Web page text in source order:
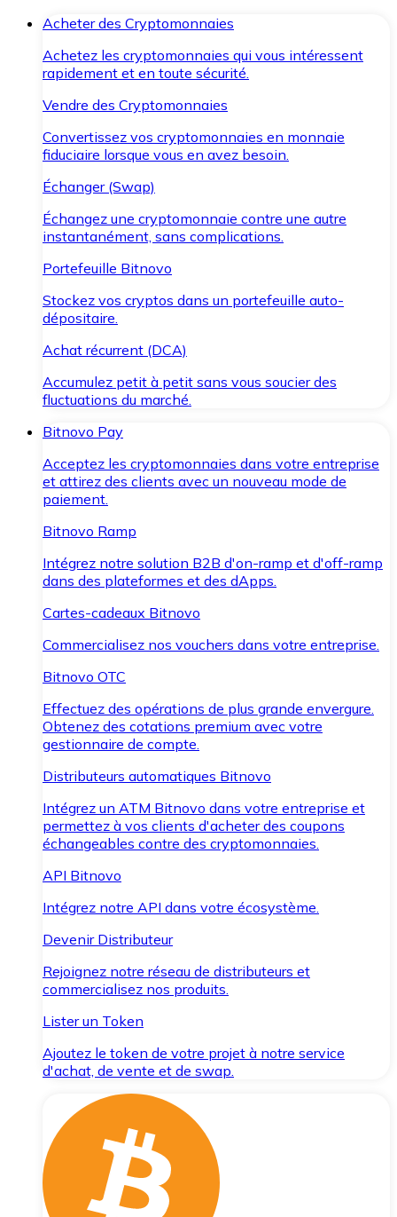
Acheter des Cryptomonnaies
Achetez les cryptomonnaies qui vous intéressent
rapidement et en toute sécurité.
Vendre des Cryptomonnaies
Convertissez vos cryptomonnaies en monnaie
fiduciaire lorsque vous en avez besoin.
Échanger (Swap)
Échangez une cryptomonnaie contre une autre
instantanément, sans complications.
Portefeuille Bitnovo
Stockez vos cryptos dans un portefeuille auto-
dépositaire.
Achat récurrent (DCA)
Accumulez petit à petit sans vous soucier des
fluctuations du marché.
Bitnovo Pay
Acceptez les cryptomonnaies dans votre entreprise
et attirez des clients avec un nouveau mode de
paiement.
Bitnovo Ramp
Intégrez notre solution B2B d'on-ramp et d'off-ramp
dans des plateformes et des dApps.
Cartes-cadeaux Bitnovo
Commercialisez nos vouchers dans votre entreprise.
Bitnovo OTC
Effectuez des opérations de plus grande envergure.
Obtenez des cotations premium avec votre
gestionnaire de compte.
Distributeurs automatiques Bitnovo
Intégrez un ATM Bitnovo dans votre entreprise et
permettez à vos clients d'acheter des coupons
échangeables contre des cryptomonnaies.
API Bitnovo
Intégrez notre API dans votre écosystème.
Devenir Distributeur
Rejoignez notre réseau de distributeurs et
commercialisez nos produits.
Lister un Token
Ajoutez le token de votre projet à notre service
d'achat, de vente et de swap.